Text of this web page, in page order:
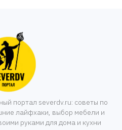
портал severdv.ru: советы по
лайфхаки, выбор мебели и
руками для дома и кухни